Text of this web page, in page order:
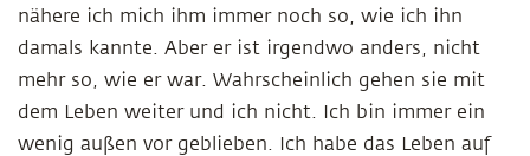
nähere ich mich ihm immer noch so, wie ich ihn
damals kannte. Aber er ist irgendwo anders, nicht
mehr so, wie er war. Wahrscheinlich gehen sie mit
dem Leben weiter und ich nicht. Ich bin immer ein
wenig außen vor geblieben. Ich habe das Leben auf